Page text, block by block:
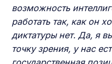
возможность
работать так, как он
диктатуры нет. Да, я
точку зрения, у нас